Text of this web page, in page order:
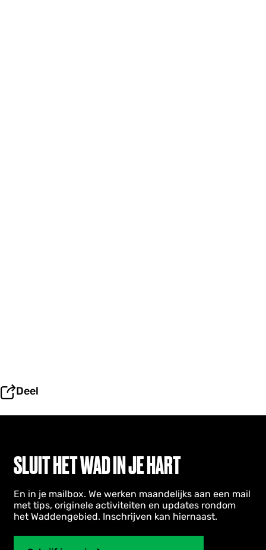
Deel
SLUIT HET WAD IN JE HART
En in je mailbox. We werken maandelijks aan een mail
met tips, originele activiteiten en updates rondom
het Waddengebied. Inschrijven kan hiernaast.